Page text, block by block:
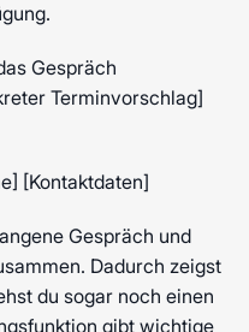
Gespräch
Terminvorschlag]
[Kontaktdaten]
Gespräch und
Dadurch zeigst
du sogar noch einen
gibt wichtige